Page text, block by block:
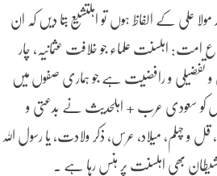
علی کے الفاظ ہوں تو اہلتشیع بتا دیں کہ ان
امت: اہلسنت علماء جو خلافت عثمانیہ، چار
و تفضیلی و رافضیت ہے جو ہماری صفوں میں
کو سعودی عرب + اہلحدیث نے بدعتی و
چہلم، میلاد، عرس، ذکر ولادت، یا رسول اللہ
بھی اہلسنت پر ہنس رہا ہے ۔